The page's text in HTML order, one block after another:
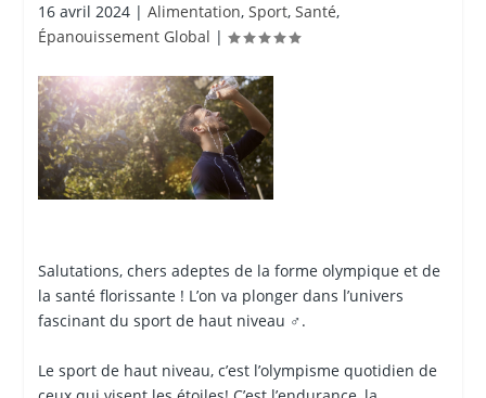
16 avril 2024| Alimentation, Sport, Santé,
Épanouissement Global |
Salutations, chers adeptes de la forme olympique et de
la santé florissante ! L’on va plonger dans l’univers
fascinant du sport de haut niveau ️‍♂️.
Le sport de haut niveau, c’est l’olympisme quotidien de